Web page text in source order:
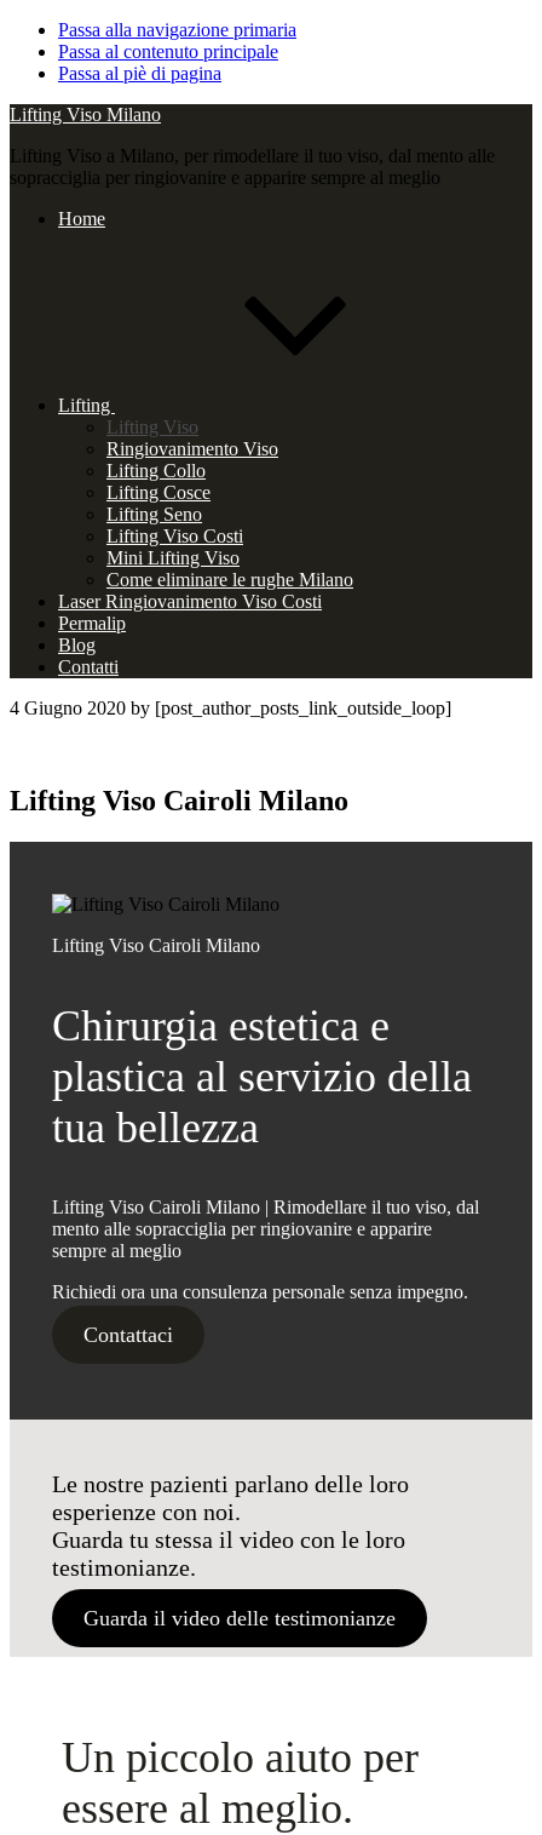
Passa alla navigazione primaria
Passa al contenuto principale
Passa al piè di pagina
Lifting Viso Milano
Lifting Viso a Milano, per rimodellare il tuo viso, dal mento alle
sopracciglia per ringiovanire e apparire sempre al meglio
Home
Lifting
Lifting Viso
Ringiovanimento Viso
Lifting Collo
Lifting Cosce
Lifting Seno
Lifting Viso Costi
Mini Lifting Viso
Come eliminare le rughe Milano
Laser Ringiovanimento Viso Costi
Permalip
Blog
Contatti
4 Giugno 2020 by [post_author_posts_link_outside_loop]
Lifting Viso Cairoli Milano
Lifting Viso Cairoli Milano
Chirurgia estetica e
plastica al servizio della
tua bellezza
Lifting Viso Cairoli Milano | Rimodellare il tuo viso, dal
mento alle sopracciglia per ringiovanire e apparire
sempre al meglio
Richiedi ora una consulenza personale senza impegno.
Contattaci
Le nostre pazienti parlano delle loro
esperienze con noi.
Guarda tu stessa il video con le loro
testimonianze.
Guarda il video delle testimonianze
Un piccolo aiuto per
essere al meglio.